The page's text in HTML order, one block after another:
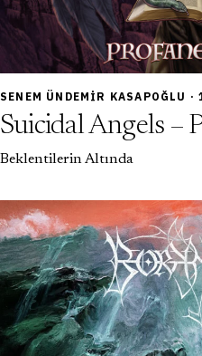
6,5
SENEM ÜNDEMIR KASAPOĞLU
Suicidal Angels –
Beklentilerin Altında